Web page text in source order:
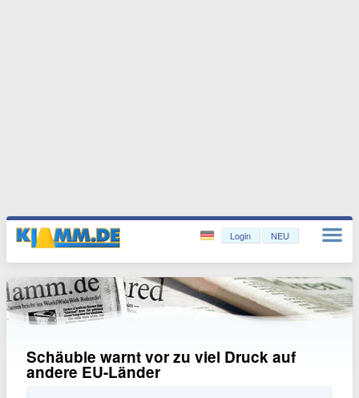
Login NEU
Schäuble warnt vor zu viel Druck auf
andere EU-Länder